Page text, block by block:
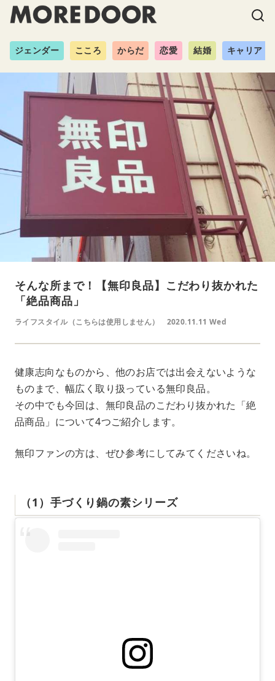
ジェンダー こころ からだ 恋愛 結婚 キャリア
そんな所まで！【無印良品】こだわり抜かれた
「絶品商品」
ライフスタイル（こちらは使用しません） 2020.11.11 Wed
健康志向なものから、他のお店では出会えないような
ものまで、幅広く取り扱っている無印良品。
その中でも今回は、無印良品のこだわり抜かれた「絶
品商品」について4つご紹介します。
無印ファンの方は、ぜひ参考にしてみてくださいね。
（1）手づくり鍋の素シリーズ